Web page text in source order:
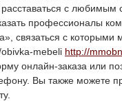
с любимым
профессионалы
связаться с которыми
mebeli http://
онлайн-заказа или
Вы также можете